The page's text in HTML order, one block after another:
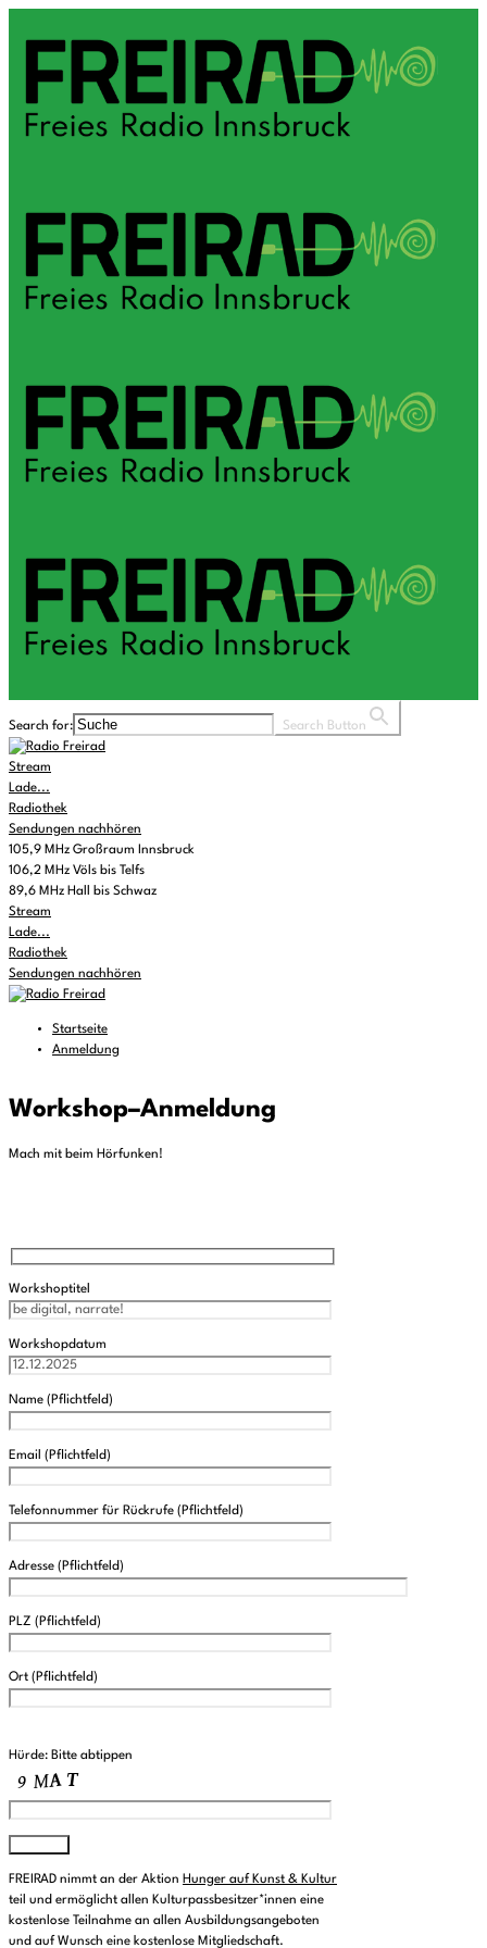
Search for: Search Button
Stream
Lade...
Radiothek
Sendungen nachhören
105,9 MHz Großraum Innsbruck
106,2 MHz Völs bis Telfs
89,6 MHz Hall bis Schwaz
Stream
Lade...
Radiothek
Sendungen nachhören
Startseite
Anmeldung
Workshop–Anmeldung
Mach mit beim Hörfunken!
Workshoptitel
Workshopdatum
Name (Pflichtfeld)
Email (Pflichtfeld)
Telefonnummer für Rückrufe (Pflichtfeld)
Adresse (Pflichtfeld)
PLZ (Pflichtfeld)
Ort (Pflichtfeld)
l
s
e
l
e
a
v
e
Hürde: Bitte abtippen
FREIRAD nimmt an der Aktion Hunger auf Kunst & Kultur
teil und ermöglicht allen Kulturpassbesitzer*innen eine
kostenlose Teilnahme an allen Ausbildungsangeboten
und auf Wunsch eine kostenlose Mitgliedschaft.